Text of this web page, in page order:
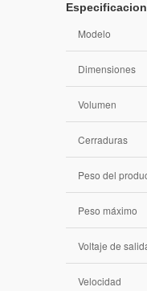
Modelo
Dimensiones
Volumen
Cerraduras
Peso del
Peso máximo
Voltaje de
Velocidad